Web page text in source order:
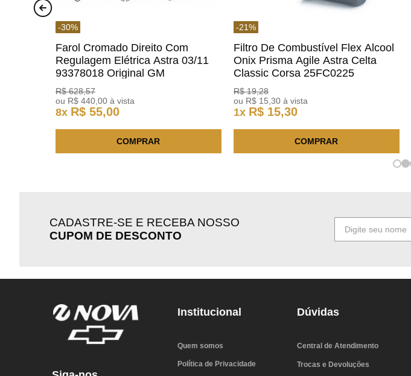
-30%
Farol Cromado Direito Com
Regulagem Elétrica Astra 03/11
93378018 Original GM
R$ 628,57
ou R$ 440 ,00 à vista
8x R$ 55,00
COMPRAR
-21%
Filtro De Combustível Flex Alcool
Onix Prisma Agile Astra Celta
Classic Corsa 25FC0225
ACDelco
R$ 19,28
ou R$ 15 ,30 à vista
1x R$ 15,30
COMPRAR
CADASTRE-SE E RECEBA NOSSO
CUPOM DE DESCONTO
Institucional
Quem somos
Política de Privacidade
Dúvidas
Central de Atendimento
Trocas e Devoluções